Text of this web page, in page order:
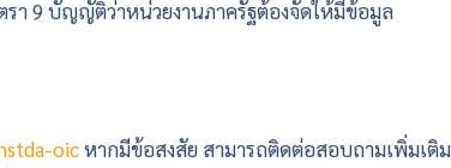
า 9 บัญญัติว่าหน่วยงานภาครัฐต้องจัดให้มีข้อมูล
oicหากมีข้อสงสัย สามารถติดต่อสอบถามเพิ่มเติม